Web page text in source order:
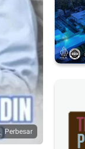
Perbesar